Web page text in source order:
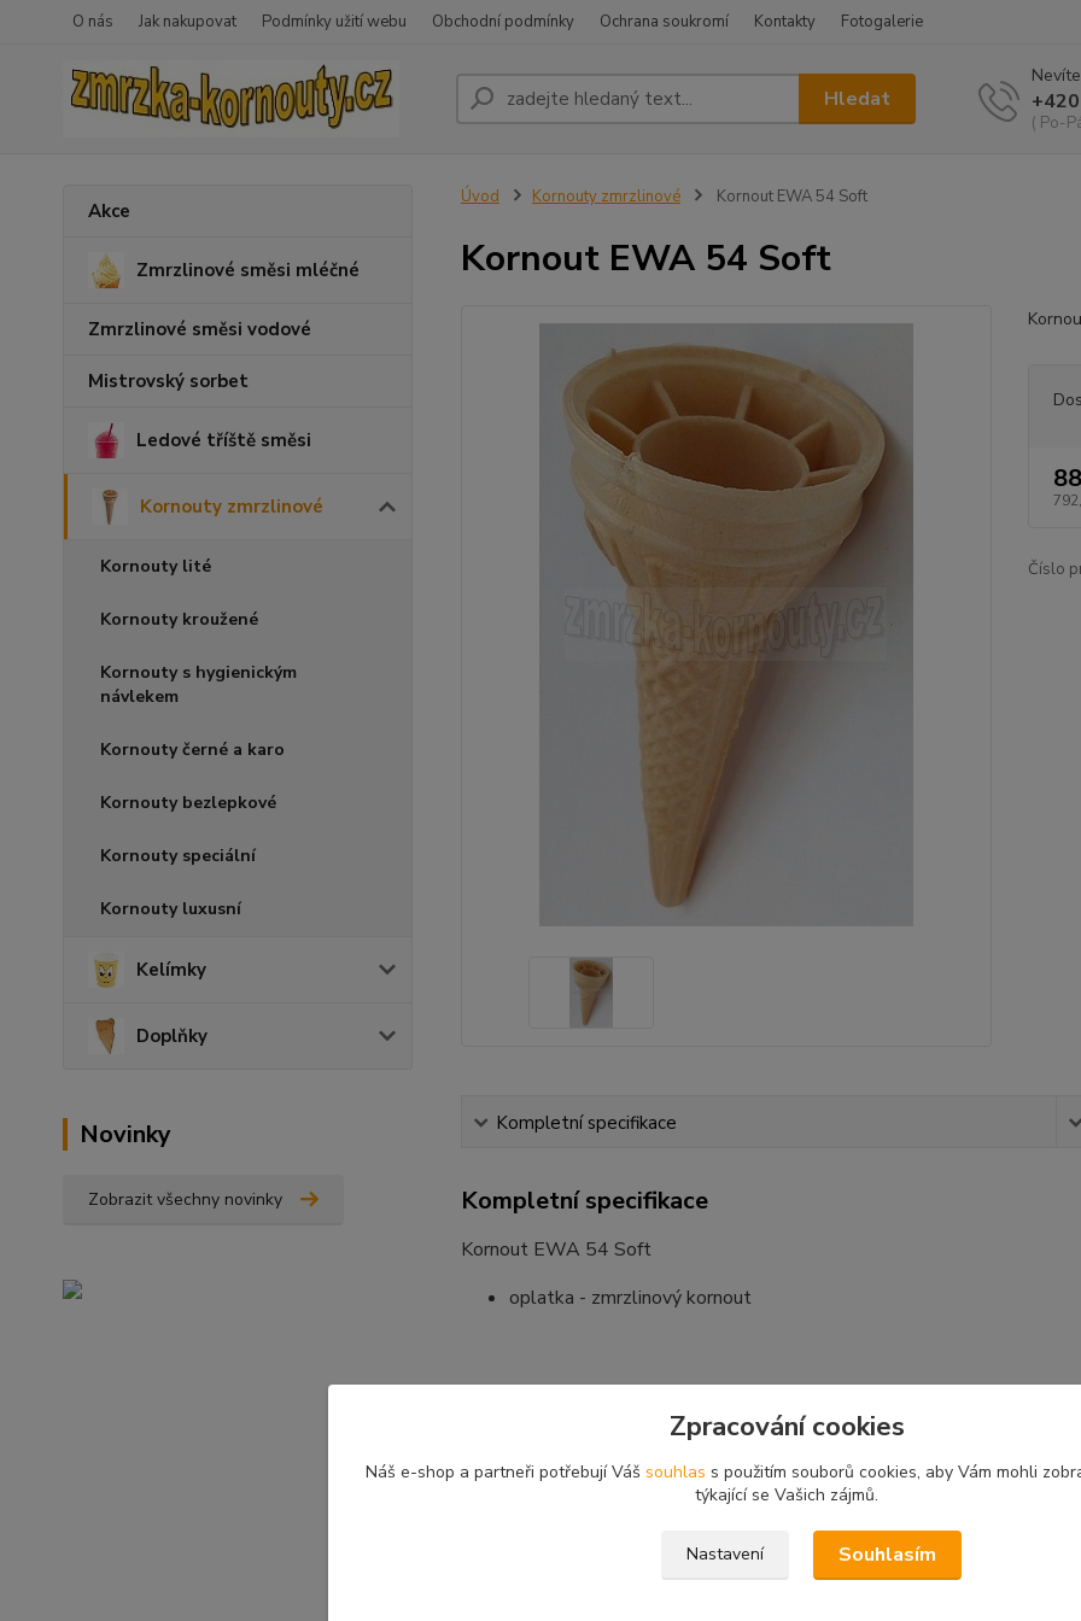
O nás Jak nakupovat Podmínky užití webu Obchodní podmínky Ochrana soukromí Kontakty Fotogalerie
Hledat
( Po-
Akce
Zmrzlinové směsi mléčné
Zmrzlinové směsi vodové
Mistrovský sorbet
Ledové tříště směsi
Kornouty zmrzlinové
Kornouty lité
Kornouty kroužené
Kornouty s hygienickým
návlekem
Kornouty černé a karo
Kornouty bezlepkové
Kornouty speciální
Kornouty luxusní
Kelímky
Doplňky
Novinky
Zobrazit všechny novinky
Úvod Kornouty zmrzlinové Kornout EWA 54 Soft
Kornout EWA 54 Soft
Číslo
Kompletní specifikace
Kompletní specifikace
Kornout EWA 54 Soft
oplatka - zmrzlinový kornout
Průměr
54 mm
142 mm
Zpracování cookies
Náš e-shop a partneři potřebují Váš souhlas s použitím souborů cookies, aby Vám mohli
týkající se Vašich zájmů.
Nastavení Souhlasím